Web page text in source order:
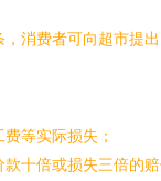
消费者可向超市提
等实际损失；
十倍或损失三倍的